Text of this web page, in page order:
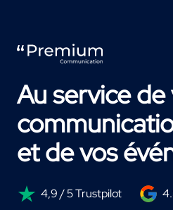
Au service
et de vos
4,9 / 5 Trustpilot